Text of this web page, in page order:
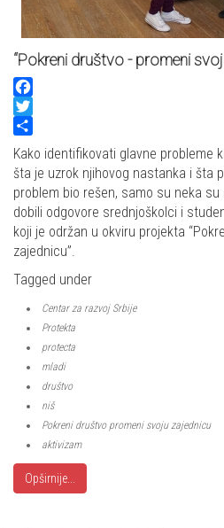
“Pokreni društvo - promeni
Facebook
Twitter
Share
Kako identifikovati glavne probleme
šta je uzrok njihovog nastanka i šta
problem bio rešen, samo su neka
dobili odgovore srednjoškolci i
koji je održan u okviru projekta
zajednicu”.
Tagged under
Centar za razvoj Srbije
Protekta
protecta
mladi
društvo
niš
Pokreni društvo promeni svoju zajednicu
aktivizam
Opširnije...